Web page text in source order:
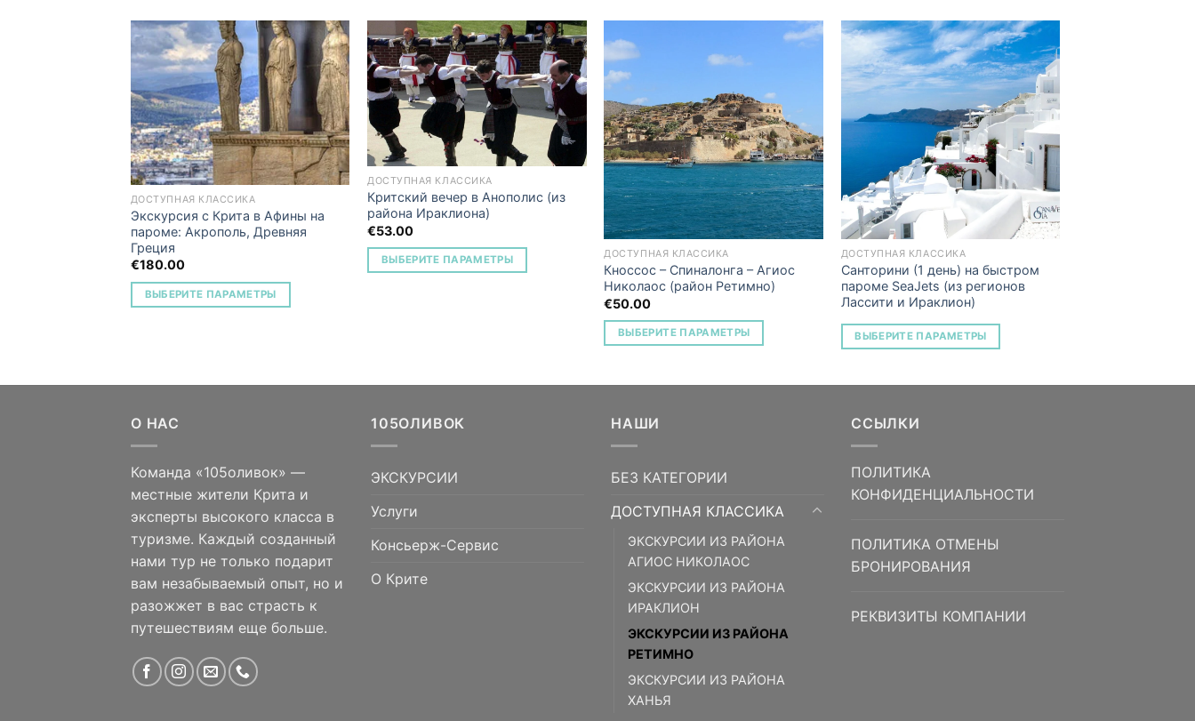
Add to
Wishlist
ДОСТУПНАЯ КЛАССИКА
Экскурсия с Крита в Афины на
пароме: Акрополь, Древняя
Греция
€180.00
ВЫБЕРИТЕ ПАРАМЕТРЫ
Add to
Wishlist
ДОСТУПНАЯ КЛАССИКА
Критский вечер в Анополис (из
района Ираклиона)
€53.00
ВЫБЕРИТЕ ПАРАМЕТРЫ
Add to
Wishlist
ДОСТУПНАЯ КЛАССИКА
Кноссос – Спиналонга – Агиос
Николаос (район Ретимно)
€50.00
ВЫБЕРИТЕ ПАРАМЕТРЫ
Add to
Wishlist
ДОСТУПНАЯ КЛАССИКА
Санторини (1 день) на быстром
пароме SeaJets (из регионов
Лассити и Ираклион)
ВЫБЕРИТЕ ПАРАМЕТРЫ
О НАС
Команда «105оливок» —
местные жители Крита и
эксперты высокого класса в
туризме. Каждый созданный
нами тур не только подарит
вам незабываемый опыт, но и
разожжет в вас страсть к
путешествиям еще больше.
105ОЛИВОК
ЭКСКУРСИИ
Услуги
Консьерж-Сервис
О Крите
НАШИ
БЕЗ КАТЕГОРИИ
ДОСТУПНАЯ КЛАССИКА
ЭКСКУРСИИ ИЗ РАЙОНА
АГИОС НИКОЛАОС
ЭКСКУРСИИ ИЗ РАЙОНА
ИРАКЛИОН
ЭКСКУРСИИ ИЗ РАЙОНА
РЕТИМНО
ЭКСКУРСИИ ИЗ РАЙОНА
ХАНЬЯ
ССЫЛКИ
ПОЛИТИКА
КОНФИДЕНЦИАЛЬНОСТИ
ПОЛИТИКА ОТМЕНЫ
БРОНИРОВАНИЯ
РЕКВИЗИТЫ КОМПАНИИ